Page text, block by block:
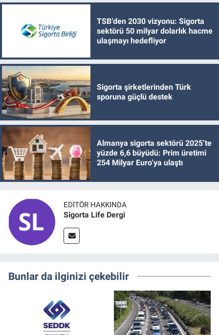
TSB’den 2030 vizyonu: Sigorta
sektörü 50 milyar dolarlık hacme
ulaşmayı hedefliyor
Sigorta şirketlerinden Türk
sporuna güçlü destek
Almanya sigorta sektörü 2025’te
yüzde 6,6 büyüdü: Prim üretimi
254 Milyar Euro’ya ulaştı
EDITÖR HAKKINDA
Sigorta Life Dergi
Bunlar da ilginizi çekebilir